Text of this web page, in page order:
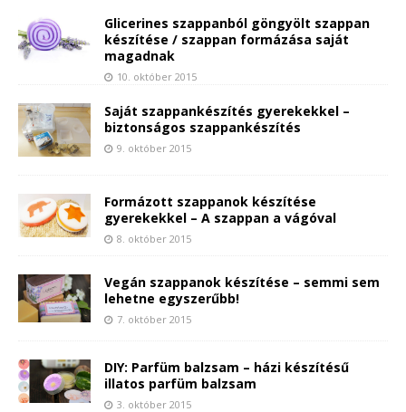
Glicerines szappanból göngyölt szappan
készítése / szappan formázása saját
magadnak
10. október 2015
Saját szappankészítés gyerekekkel –
biztonságos szappankészítés
9. október 2015
Formázott szappanok készítése
gyerekekkel – A szappan a vágóval
8. október 2015
Vegán szappanok készítése – semmi sem
lehetne egyszerűbb!
7. október 2015
DIY: Parfüm balzsam – házi készítésű
illatos parfüm balzsam
3. október 2015